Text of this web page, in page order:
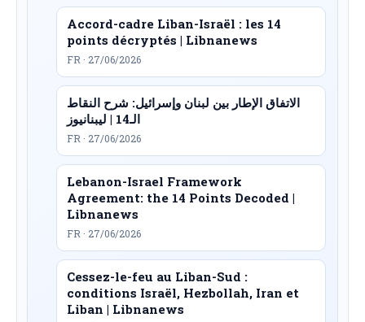
Accord-cadre Liban-Israël : les 14
points décryptés | Libnanews
FR · 27/06/2026
الاتفاق الإطار بين لبنان وإسرائيل: شرح النقاط
الـ14 | ليبنانيوز
FR · 27/06/2026
Lebanon-Israel Framework
Agreement: the 14 Points Decoded |
Libnanews
FR · 27/06/2026
Cessez-le-feu au Liban-Sud :
conditions Israël, Hezbollah, Iran et
Liban | Libnanews